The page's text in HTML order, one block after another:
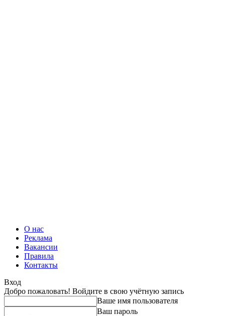
О нас
Реклама
Вакансии
Правила
Контакты
Вход
Добро пожаловать! Войдите в свою учётную запись
Ваше имя пользователя
Ваш пароль